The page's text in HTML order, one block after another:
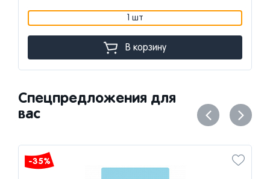
1 шт
В корзину
Спецпредложения для
вас
-35%